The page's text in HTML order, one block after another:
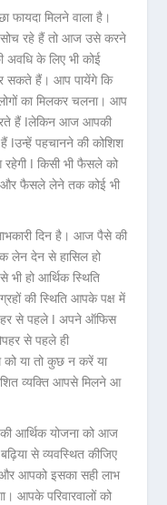
फायदा मिलने वाला है।
सोच रहे हैं तो आज उसे करने
अवधि के लिए भी कोई
सकते हैं। आप पायेंगे कि
का मिलकर चलना। आप
हैं ǀलेकिन आज आपकी
ǀउन्हें पहचानने की कोशिश
ǀ किसी भी फैसले को
फैसले लेने तक कोई भी
दिन है। आज पैसे की
लेन देन से हासिल हो
हो आर्थिक स्थिति
की स्थिति आपके पक्ष में
से पहले ǀ अपने ऑफिस
से पहले ही
को या तो कुछ न करें या
व्यक्ति आपसे मिलने आ
आर्थिक योजना को आज
से व्यवस्थित कीजिए
आपको इसका सही लाभ
आपके परिवारवालों को